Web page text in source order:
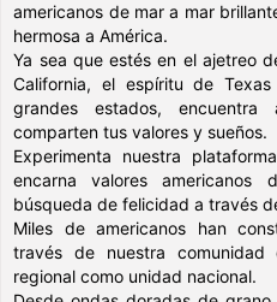
americanos de mar a mar
hermosa a América.
Ya sea que estés en el ajetreo
California, el espíritu de
grandes estados, encuentra
comparten tus valores y sueños.
Experimenta nuestra
encarna valores americanos
búsqueda de felicidad a través
Miles de americanos han
través de nuestra
regional como unidad nacional.